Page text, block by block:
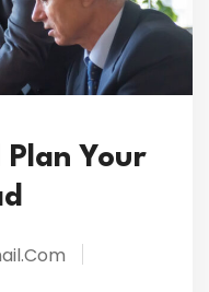
Plan Your